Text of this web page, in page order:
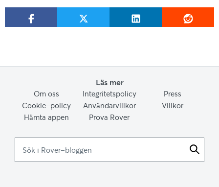
Läs mer
Om oss Integritetspolicy
Press
Cookie-policy
Användarvillkor
Villkor
Hämta appen
Prova Rover